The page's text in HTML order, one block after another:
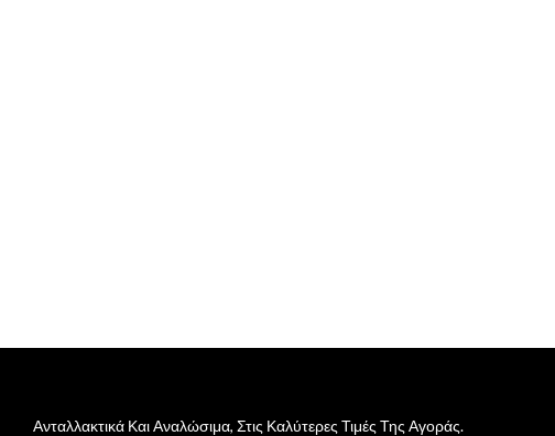
Ανταλλακτικά Και Αναλώσιμα, Στις Καλύτερες Τιμές Της Αγοράς.